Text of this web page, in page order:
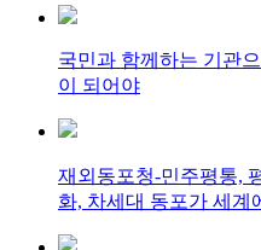
국민과 함께하는 기관
이 되어야
재외동포청-민주평통,
화, 차세대 동포가 세계